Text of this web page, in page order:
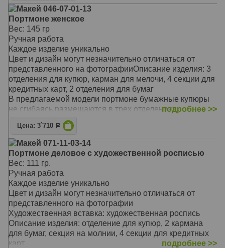
Портмоне имеет строгий лаконичный дизайн,
прекрасно подойдет успешным деловым людям, кто
привык принимать быстрые и правильные решения,
для кого время – деньги
А деньги, как известно, приятно хранить в
качественном и надежном кошельке
Такой незаменимый аксессуар отличается не только
своей надежностью и долговечностью
Он подойдет ярким и интересным личностям
Благодаря оригинальному сочетанию цветов и фактур,
кошелек подчеркнет индивидуальность и стиль его
Материал: натуральная кожа
Тип: прямой
Размер: 9,8 х 17,4 см
Макей 046-07-01-13
Портмоне женское
Вес: 145 гр
Ручная работа
Каждое изделие уникально
Цвет и дизайн могут незначительно отличаться от
представленного на фотографииОписание изделия: 3
отделения для купюр, карман для мелочи, 4 секции для
кредитных карт, 2 отделения для бумаг
В предлагаемой модели портмоне бумажные купюры
не сгибаясь размещаются в трех отделениях
Предусмотрено отделение на молнии для мелочи,
секции для кредитных карт, а также отделения для
мелких бумаг.
Портмоне застегивается на молнию
Такой незаменимый аксессуар отличается не только
своей надежностью и долговечностью
Предлагаемая модель очаровывает своей
оригинальностью, неповторимым сочетанием цветов и
фактур
Он станет замечательным подарком для стильной
женщины, выгодно подчеркнет вашу
индивидуальность и стиль
Материал: натуральная кожа
подробнее >>
Цена: 3`710 Р
Макей 071-11-03-14
Портмоне деловое с художественной росписью
Вес: 111 гр.
Ручная работа
Каждое изделие уникально
Цвет и дизайн могут незначительно отличаться от
представленного на фотографии
Художественная вставка: художественная роспись
Описание изделия: отделение для купюр, 2 кармана
для бумаг, секция на молнии, 4 секции для кредитных
карт
подробнее >>